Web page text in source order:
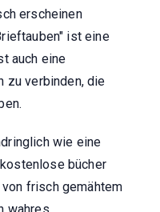
erscheinen
ist eine
auch eine
zu verbinden, die
wie eine
bücher
frisch gemähtem